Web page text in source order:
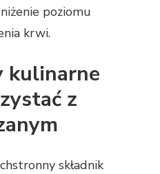
poziomu
krwi.
kulinarne
z
składnik